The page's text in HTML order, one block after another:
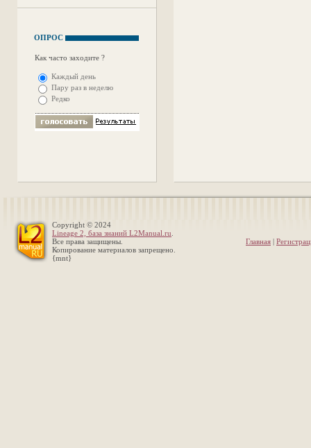
ОПРОС
Как часто заходите ?
Каждый день
Пару раз в неделю
Редко
Copyright © 2024
Lineage 2, база знаний L2Manual.ru
Все права защищены.
Копирование материалов запрещено.
{mnt}
Главная |